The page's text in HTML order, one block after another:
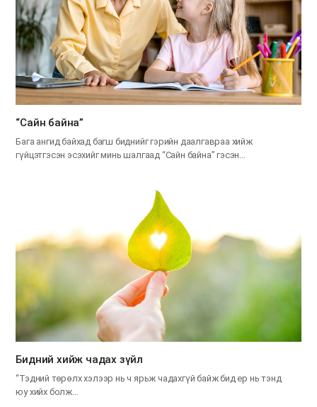
“Сайн байна”
Бага ангид байхад багш биднийг гэрийн даалгавраа хийж
гүйцэтгэсэн эсэхийг минь шалгаад “Сайн байна” гэсэн…
​Бидний хийж чадах зүйл
“Тэдний төрөлх хэлээр нь ч ярьж чадахгүй байж бид ер нь тэнд
юу хийх болж…